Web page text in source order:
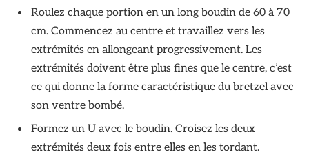
Roulez chaque portion en un long boudin de 60 à 70
cm. Commencez au centre et travaillez vers les
extrémités en allongeant progressivement. Les
extrémités doivent être plus fines que le centre, c’est
ce qui donne la forme caractéristique du bretzel avec
son ventre bombé.
Formez un U avec le boudin. Croisez les deux
extrémités deux fois entre elles en les tordant.